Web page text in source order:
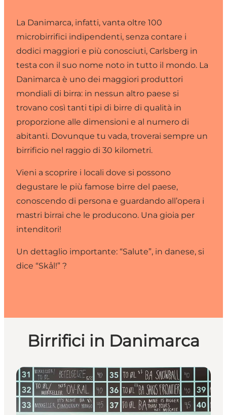
La Danimarca, infatti, vanta oltre 100
microbirrifici indipendenti, senza contare i
dodici maggiori e più conosciuti, Carlsberg in
testa con il suo nome noto in tutto il mondo. La
Danimarca è uno dei maggiori produttori
mondiali di birra: in nessun altro paese si
trovano così tanti tipi di birre di qualità in
proporzione alle dimensioni e al numero di
abitanti. Dovunque tu vada, troverai sempre un
birrificio nel raggio di 30 kilometri.
Vieni a scoprire i locali dove si possono
degustare le più famose birre del paese,
conoscendo di persona e guardando all’opera i
mastri birrai che le producono. Una gioia per
intenditori!
Un dettaglio importante: “Salute”, in danese, si
dice “Skål!” ?
Birrifici in Danimarca